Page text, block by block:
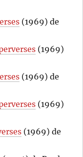
(1969) de
(1969)
(1969) de
(1969)
(1969) de